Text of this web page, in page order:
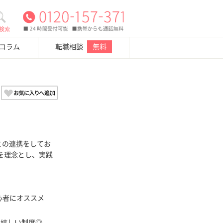
索
ラム 転職相談 無料
連携をしてお
理念とし、実践
にオススメ